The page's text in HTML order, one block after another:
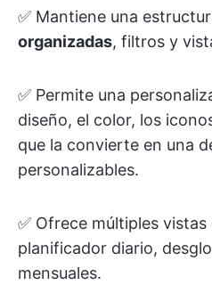
✅ Mantiene una
organizadas, filtros y
✅ Permite una
diseño, el color, los
que la convierte en una
personalizables.
✅ Ofrece múltiples
planificador diario,
mensuales.